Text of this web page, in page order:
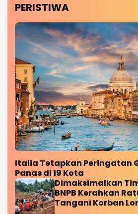
PERISTIWA
Italia Tetapkan Peringatan
Panas di 19 Kota
Dimaksimalkan
BNPB Kerahkan
Tangani Korban